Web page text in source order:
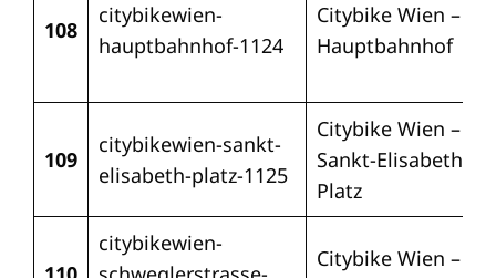
108
citybikewien-
hauptbahnhof-1124
Citybike Wien –
Hauptbahnhof
109
citybikewien-sankt-
elisabeth-platz-1125
Citybike Wien –
Sankt-Elisabeth-
Platz
citybikewien-
Citybike Wien –